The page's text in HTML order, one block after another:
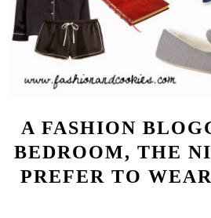
A FASHION
BEDROOM, THE
PREFER TO